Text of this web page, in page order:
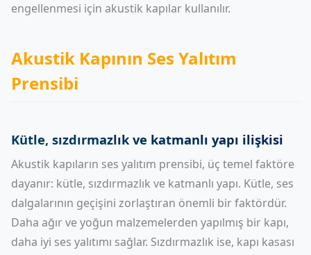
engellenmesi için akustik kapılar kullanılır.
Akustik Kapının Ses Yalıtım
Prensibi
Kütle, sızdırmazlık ve katmanlı yapı ilişkisi
Akustik kapıların ses yalıtım prensibi, üç temel faktöre
dayanır: kütle, sızdırmazlık ve katmanlı yapı. Kütle, ses
dalgalarının geçişini zorlaştıran önemli bir faktördür.
Daha ağır ve yoğun malzemelerden yapılmış bir kapı,
daha iyi ses yalıtımı sağlar. Sızdırmazlık ise, kapı kasası